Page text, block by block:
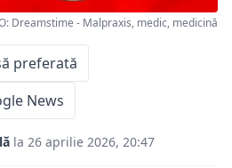
Dreamstime - Malpraxis, medic, medicină
preferată
News
la 26 aprilie 2026, 20:47